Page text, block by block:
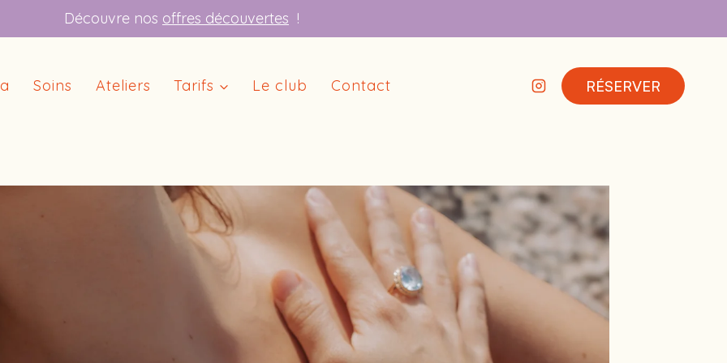
Découvre nos offres découvertes !
Soins Ateliers Tarifs Le club Contact RÉSERVER